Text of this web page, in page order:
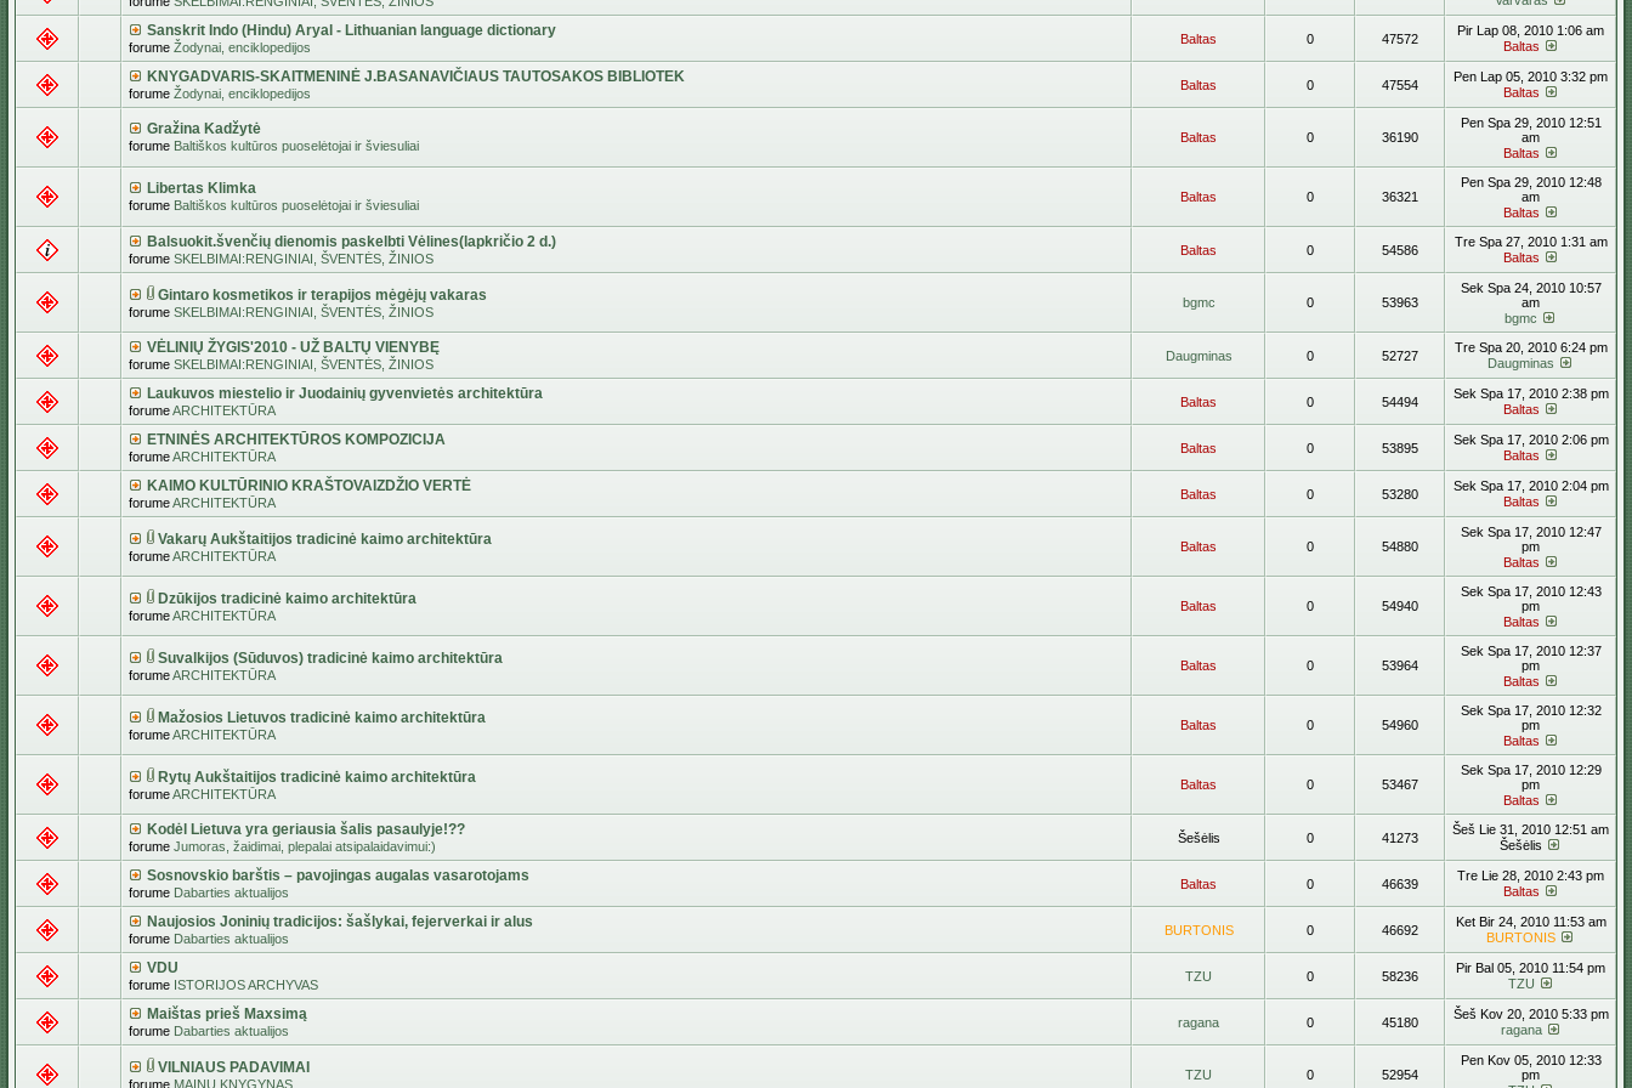
Sanskrit Indo (Hindu) Aryal - Lithuanian language dictionary
forume Žodynai, enciklopedijos
Baltas 0 47572
Pir Lap 08, 2010 1:06 am
Baltas
KNYGADVARIS-SKAITMENINĖ J.BASANAVIČIAUS TAUTOSAKOS BIBLIOTEK
forume Žodynai, enciklopedijos
Baltas 0 47554
Pen Lap 05, 2010 3:32 pm
Baltas
Gražina Kadžytė
forume Baltiškos kultūros puoselėtojai ir šviesuliai
Baltas 0 36190
Pen Spa 29, 2010 12:51
am
Baltas
Libertas Klimka
forume Baltiškos kultūros puoselėtojai ir šviesuliai
Baltas 0 36321
Pen Spa 29, 2010 12:48
am
Baltas
Balsuokit.švenčių dienomis paskelbti Vėlines(lapkričio 2 d.)
forume SKELBIMAI:RENGINIAI, ŠVENTĖS, ŽINIOS
Baltas 0 54586
Tre Spa 27, 2010 1:31 am
Baltas
Gintaro kosmetikos ir terapijos mėgėjų vakaras
forume SKELBIMAI:RENGINIAI, ŠVENTĖS, ŽINIOS
bgmc 0 53963
Sek Spa 24, 2010 10:57
am
bgmc
VĖLINIŲ ŽYGIS'2010 - UŽ BALTŲ VIENYBĘ
forume SKELBIMAI:RENGINIAI, ŠVENTĖS, ŽINIOS
Daugminas 0 52727
Tre Spa 20, 2010 6:24 pm
Daugminas
Laukuvos miestelio ir Juodainių gyvenvietės architektūra
forumeARCHITEKTŪRA
Baltas 0 54494
Sek Spa 17, 2010 2:38 pm
Baltas
ETNINĖS ARCHITEKTŪROS KOMPOZICIJA
forumeARCHITEKTŪRA
Baltas 0 53895
Sek Spa 17, 2010 2:06 pm
Baltas
KAIMO KULTŪRINIO KRAŠTOVAIZDŽIO VERTĖ
forumeARCHITEKTŪRA
Baltas 0 53280
Sek Spa 17, 2010 2:04 pm
Baltas
Vakarų Aukštaitijos tradicinė kaimo architektūra
forumeARCHITEKTŪRA
Baltas 0 54880
Sek Spa 17, 2010 12:47
pm
Baltas
Dzūkijos tradicinė kaimo architektūra
forumeARCHITEKTŪRA
Baltas 0 54940
Sek Spa 17, 2010 12:43
pm
Baltas
Suvalkijos (Sūduvos) tradicinė kaimo architektūra
forumeARCHITEKTŪRA
Baltas 0 53964
Sek Spa 17, 2010 12:37
pm
Baltas
Mažosios Lietuvos tradicinė kaimo architektūra
forumeARCHITEKTŪRA
Baltas 0 54960
Sek Spa 17, 2010 12:32
pm
Baltas
Rytų Aukštaitijos tradicinė kaimo architektūra
forumeARCHITEKTŪRA
Baltas 0 53467
Sek Spa 17, 2010 12:29
pm
Baltas
Kodėl Lietuva yra geriausia šalis pasaulyje!??
forume Jumoras, žaidimai, plepalai atsipalaidavimui:)
Šešėlis 0 41273
Šeš Lie 31, 2010 12:51 am
Šešėlis
Sosnovskio barštis – pavojingas augalas vasarotojams
forume Dabarties aktualijos
Baltas 0 46639
Tre Lie 28, 2010 2:43 pm
Baltas
Naujosios Joninių tradicijos: šašlykai, fejerverkai ir alus
forume Dabarties aktualijos
BURTONIS 0 46692
Ket Bir 24, 2010 11:53 am
BURTONIS
VDU
forume ISTORIJOS ARCHYVAS
TZU 0 58236
Pir Bal 05, 2010 11:54 pm
TZU
Maištas prieš Maxsimą
forume Dabarties aktualijos
ragana 0 45180
Šeš Kov 20, 2010 5:33 pm
ragana
VILNIAUS PADAVIMAI
forume MAINŲ KNYGYNAS
TZU 0 52954
Pen Kov 05, 2010 12:33
pm